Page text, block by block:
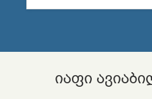
იაფი